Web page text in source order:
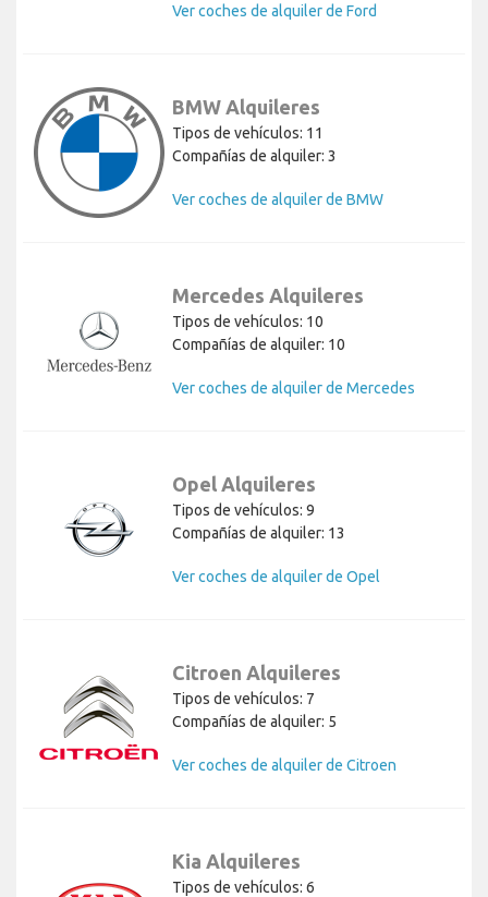
Ver coches de alquiler de Ford
BMW Alquileres
Tipos de vehículos: 11
Compañías de alquiler: 3
Ver coches de alquiler de BMW
Mercedes Alquileres
Tipos de vehículos: 10
Compañías de alquiler: 10
Ver coches de alquiler de Mercedes
Opel Alquileres
Tipos de vehículos: 9
Compañías de alquiler: 13
Ver coches de alquiler de Opel
Citroen Alquileres
Tipos de vehículos: 7
Compañías de alquiler: 5
Ver coches de alquiler de Citroen
Kia Alquileres
Tipos de vehículos: 6